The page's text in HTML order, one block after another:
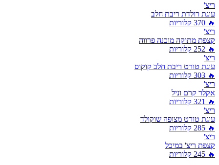
ריצ'
עוגת רולדת ריבת חלב
🔥
370 קלוריות
ריצ'
קצפת מתוקה מוכנה פרווה
🔥
252 קלוריות
ריצ'
עוגת טורט ריבת חלב קוקוס
🔥
303 קלוריות
ריצ'
אקלר קרם וניל
🔥
321 קלוריות
ריצ'
עוגת טורט מצופה שוקולד
🔥
285 קלוריות
ריצ'
קצפת ריצ' במיכל
🔥
245 קלוריות